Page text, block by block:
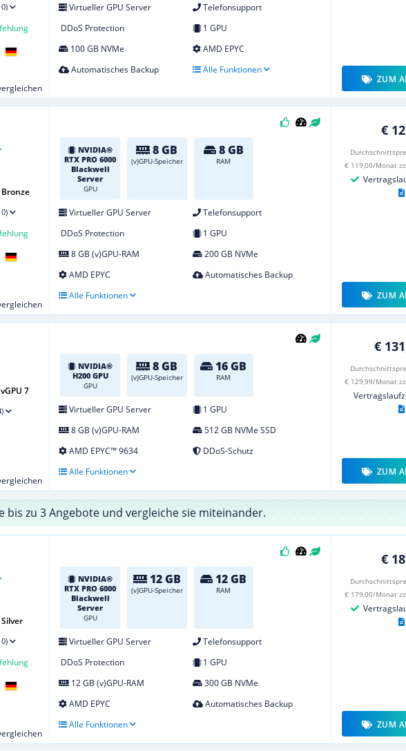
Virtueller GPU Server
Telefonsupport
DDoS Protection
1 GPU
100 GB NVMe
AMD EPYC
Automatisches Backup
Alle Funktionen
ZUM
NVIDIA®
RTX PRO 6000
Blackwell
Server
GPU
8 GB
(v)GPU-Speicher
8 GB
RAM
Virtueller GPU Server
Telefonsupport
DDoS Protection
1 GPU
8 GB (v)GPU-RAM
200 GB NVMe
AMD EPYC
Automatisches Backup
Alle Funktionen
Bronze
€
€ 119,00/Monat
ZUM
NVIDIA®
H200 GPU
GPU
8 GB
(v)GPU-Speicher
16 GB
RAM
Virtueller GPU Server
1 GPU
8 GB (v)GPU-RAM
512 GB NVMe SSD
AMD EPYC™ 9634
DDoS-Schutz
Alle Funktionen
7
€
€ 129,99/Monat
ZUM
bis zu 3 Angebote und vergleiche sie miteinander.
NVIDIA®
RTX PRO 6000
Blackwell
Server
GPU
12 GB
(v)GPU-Speicher
12 GB
RAM
Virtueller GPU Server
Telefonsupport
DDoS Protection
1 GPU
12 GB (v)GPU-RAM
300 GB NVMe
AMD EPYC
Automatisches Backup
Alle Funktionen
€
€ 179,00/Monat
ZUM